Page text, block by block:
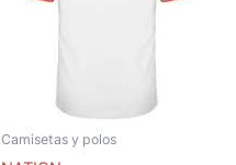
Camisetas y polos